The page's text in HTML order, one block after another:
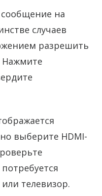
на
случаев
разрешить
Нажмите
выберите HDMI-
телевизор.